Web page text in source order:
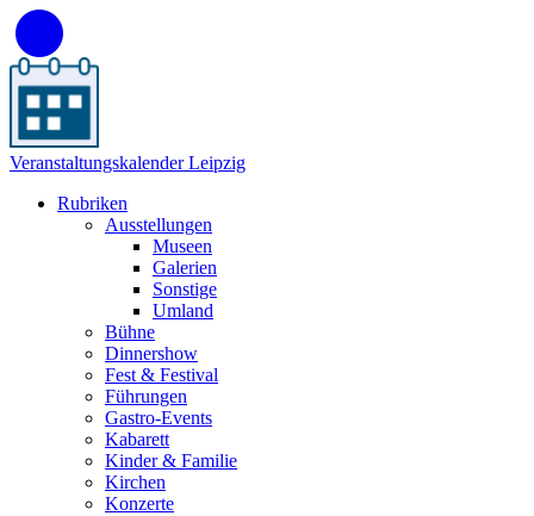
Veranstaltungskalender Leipzig
Rubriken
Ausstellungen
Museen
Galerien
Sonstige
Umland
Bühne
Dinnershow
Fest & Festival
Führungen
Gastro-Events
Kabarett
Kinder & Familie
Kirchen
Konzerte